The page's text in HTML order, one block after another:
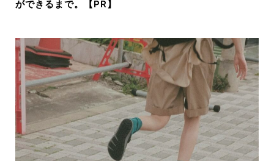
ができるまで。【PR】